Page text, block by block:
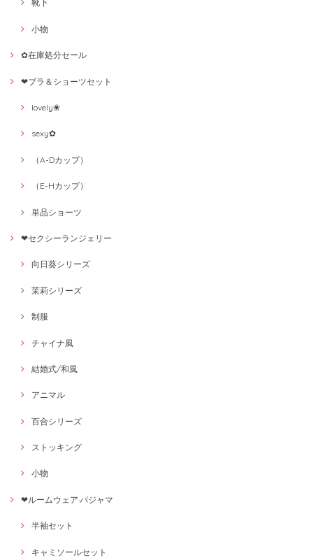
靴下
小物
✿在庫処分セール
❤ブラ＆ショーツセット
lovely❀
sexy✿
（A-Dカップ）
（E-Hカップ）
単品ショーツ
❤セクシーランジェリー
向日葵シリーズ
茉莉シリーズ
制服
チャイナ風
結婚式/和風
アニマル
百合シリーズ
ストッキング
小物
❤ルームウェア·パジャマ
半袖セット
キャミソールセット